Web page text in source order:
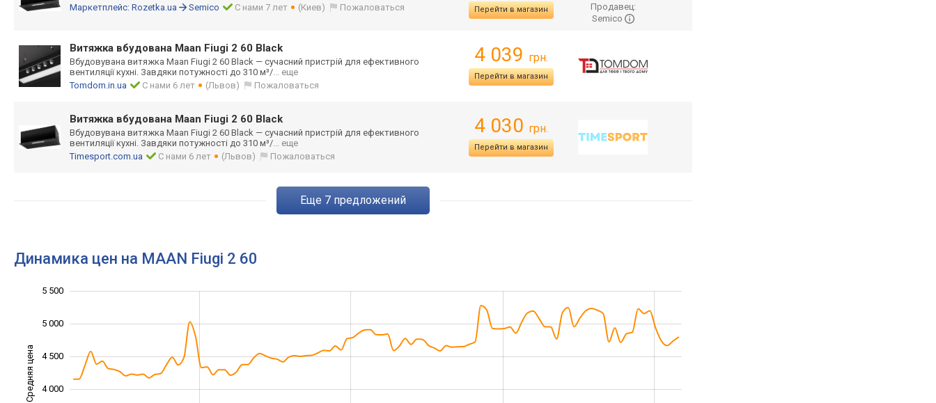
Маркетплейс: Rozetka.ua Semico С нами 7 лет (Киев) Пожаловаться Перейти в магазин
Продавец:
Semico
Витяжка вбудована Maan Fiugi 2 60 Black
Вбудовувана витяжка Maan Fiugi 2 60 Black — сучасний пристрій для ефективного
вентиляції кухні. Завдяки потужності до 310 м³/... еще
Tomdom.in.ua
С нами 6 лет (Львов) Пожаловаться
4 039 грн.
Перейти в магазин
Витяжка вбудована Maan Fiugi 2 60 Black
Вбудовувана витяжка Maan Fiugi 2 60 Black — сучасний пристрій для ефективного
вентиляції кухні. Завдяки потужності до 310 м³/... еще
Timesport.com.ua
С нами 6 лет (Львов) Пожаловаться
4 030 грн.
Перейти в магазин
eще 7 предложений
Динамика цен на MAAN Fiugi 2 60
Средняя цена 4 000
4 500
5 000
5 500